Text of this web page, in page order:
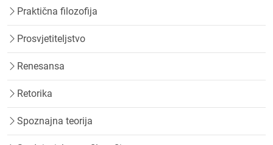
Praktična filozofija
Prosvjetiteljstvo
Renesansa
Retorika
Spoznajna teorija